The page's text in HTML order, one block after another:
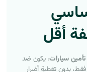
أقل
سيارات، يكون ضد
فقط، بدون تغطية أضرار